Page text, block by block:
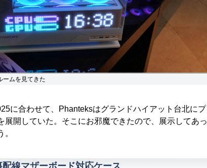
ームを見てきた
に合わせて、Phanteksはグランドハイアット台北にプ
展開していた。そこにお邪魔できたので、展示してあっ
線マザーボード対応ケース